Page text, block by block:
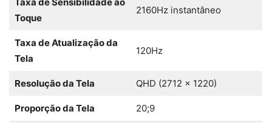
Toque
2160Hz instantâneo
Taxa de Atualização da
Tela
120Hz
Resolução da Tela QHD (2712 x 1220)
Proporção da Tela 20;9